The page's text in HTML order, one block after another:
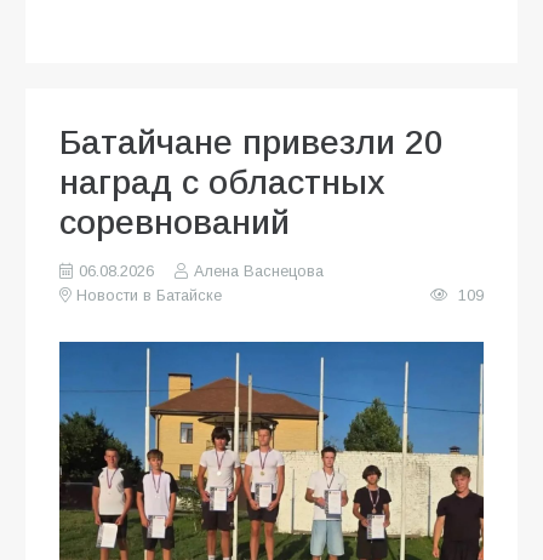
Батайчане привезли 20
наград с областных
соревнований
06.08.2026
Алена Васнецова
Новости в Батайске
109